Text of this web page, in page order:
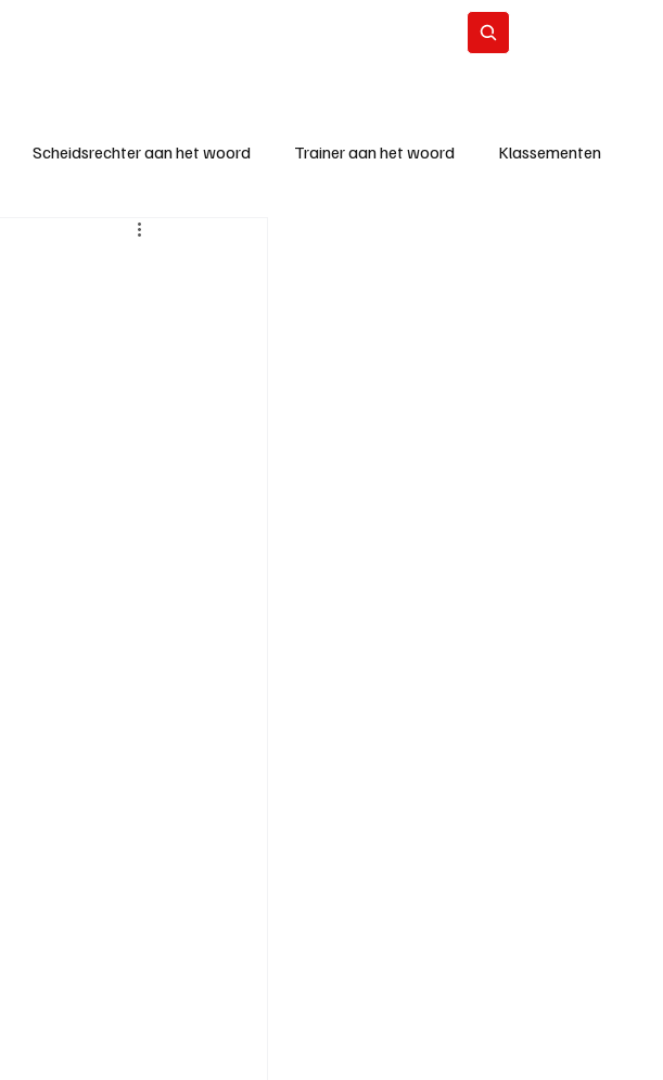
Scheidsrechter aan het woord Trainer aan het woord Klassementen
KM - Topscorer van het seizoen